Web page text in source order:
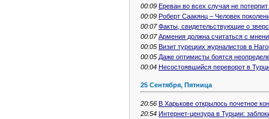
00:09 Ереван во всех случая не
00:09 Роберт Саакянц – Человек
00:07 Факты, свидетельствующие о
00:07 Армения должна считаться с
00:05 Визит турецких журналистов в
00:05 Даже оптимисты боятся
00:04 Несостоявшийся переворот в
25 Сентября, Пятница
20:56 В Харькове открылось почетное
20:54 Интернет-цензура в Турции: